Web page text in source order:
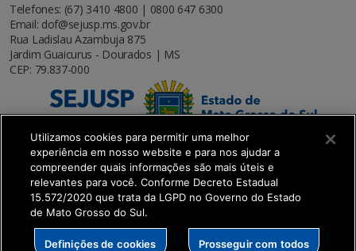
Telefones: (67) 3410 4800 | 0800 647 6300
Email: dof@sejusp.ms.gov.br
Rua Ladislau Azambuja 875
Jardim Guaicurus - Dourados | MS
CEP: 79.837-000
SETDIG | Secretaria-Executiva de Transformação
Digital
Utilizamos cookies para permitir uma melhor
experiência em nosso website e para nos ajudar a
compreender quais informações são mais úteis e
relevantes para você. Conforme Decreto Estadual
15.572/2020 que trata da LGPD no Governo do Estado
de Mato Grosso do Sul.
Definições de cookies Prosseguir com todos